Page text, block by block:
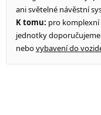
ani světelné návěstní
K tomu: pro komplexní
jednotky
nebovybavení do